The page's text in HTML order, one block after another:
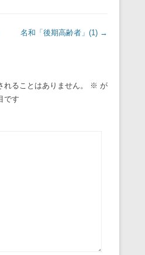
名和「後期高齢者」(1) →
ることはありません。 ※ が
です